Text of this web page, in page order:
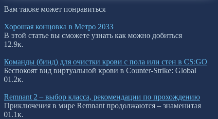
Вам также может понравиться
Хорошая концовка в Метро 2033
В этой статье вы сможете узнать как можно добиться
1 2.9к.
Команды (бинд) для очистки крови с пола или стен в CS:GO
Беспокоят вид виртуальной крови в Counter-Strike: Global
01.2к.
Remnant 2 – выбор класса, рекомендации по прохождению
Приключения в мире Remnant продолжаются – знаменитая
01.1к.